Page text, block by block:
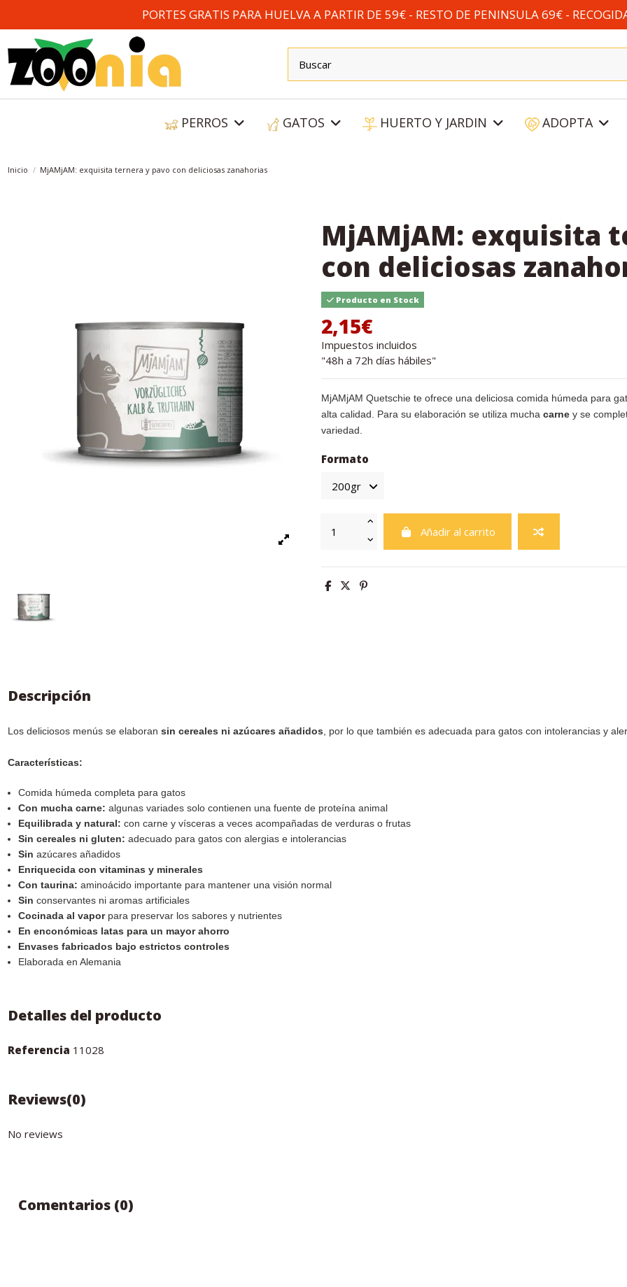
PORTES GRATIS PARA HUELVA A PARTIR DE 59€ - RESTO DE PENINSULA 69€ -
PERROS GATOS HUERTO Y JARDIN ADOPTA
Inicio MjAMjAM: exquisita ternera y pavo con deliciosas zanahorias
MjAMjAM: exquisita
con deliciosas
Producto en Stock
2,15€
Impuestos incluidos
"48h a 72h días hábiles"
MjAMjAM Quetschie te ofrece una deliciosa comida húmeda para
alta calidad. Para su elaboración se utiliza muchacarney se
variedad.
Formato
Añadir al carrito
Descripción
Los deliciosos menús se elaboransin cereales ni azúcares añadidos , por lo que también es adecuada para gatos con intolerancias y
Características:
Comida húmeda completa para gatos
Con mucha carne: algunas variades solo contienen una fuente de proteína animal
Equilibrada y natural: con carne y vísceras a veces acompañadas de verduras o frutas
Sin cereales ni gluten:adecuado para gatos con alergias e intolerancias
Sinazúcares añadidos
Enriquecida con vitaminas y minerales
Con taurina: aminoácido importante para mantener una visión normal
Sinconservantes ni aromas artificiales
Cocinada al vaporpara preservar los sabores y nutrientes
En enconómicas latas para un mayor ahorro
Envases fabricados bajo estrictos controles
Elaborada en Alemania
Detalles del producto
Referencia 11028
Reviews(0)
No reviews
Comentarios (0)